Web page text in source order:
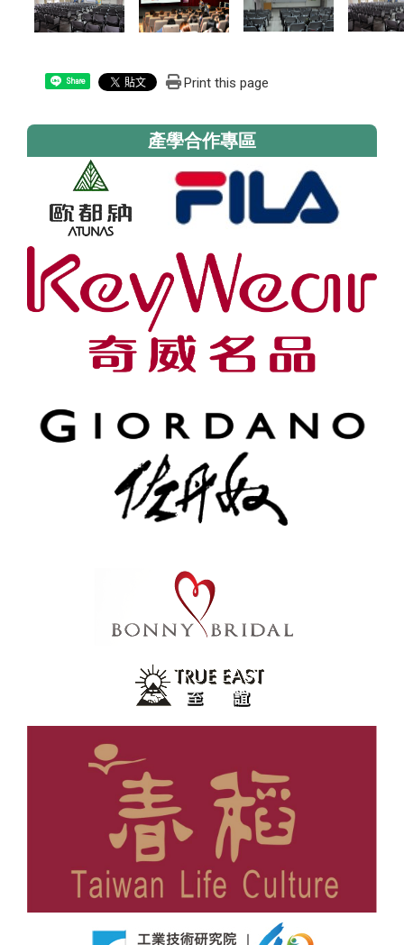
Share Print this page
產學合作專區